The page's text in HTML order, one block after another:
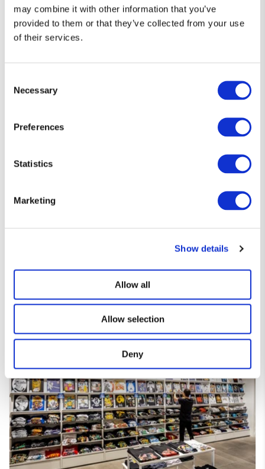
may combine it with other information that you’ve
provided to them or that they’ve collected from your use
of their services.
Selection
Necessary
Preferences
Statistics
Marketing
Show details
Allow all
Allow selection
Deny
Diseños que hablan por ti 👕
Si eres de los que prefiere decirlo sin decir nada… esta es tu
forma de expresarte.